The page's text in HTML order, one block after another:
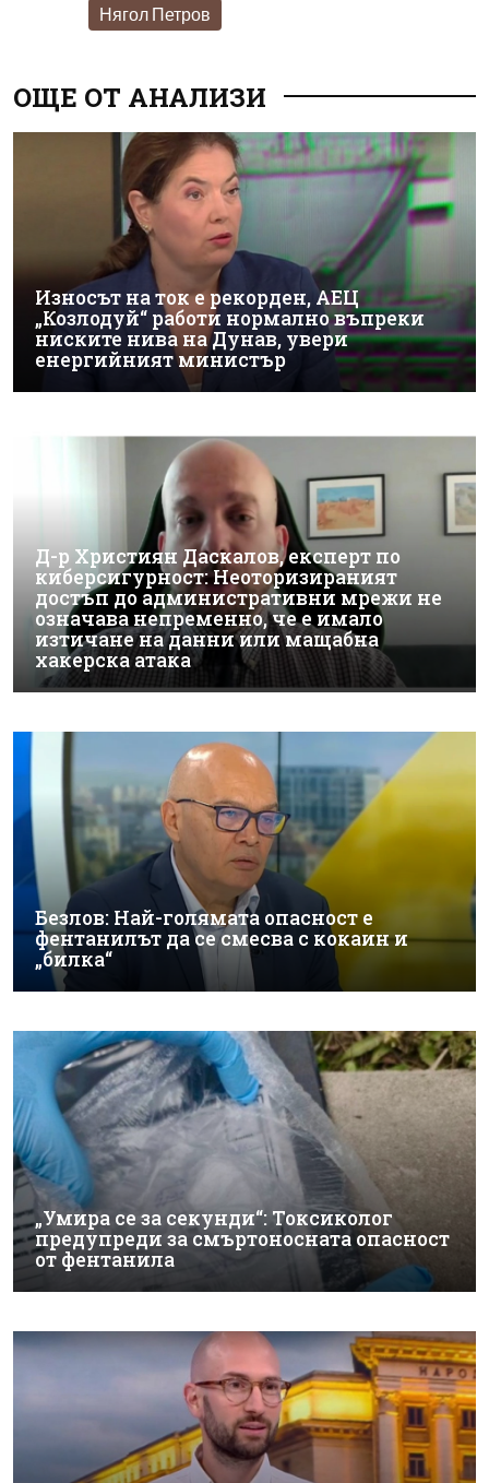
Нягол Петров
ОЩЕ ОТ АНАЛИЗИ
Износът на ток е рекорден, АЕЦ
„Козлодуй“ работи нормално въпреки
ниските нива на Дунав, увери
енергийният министър
Д-р Християн Даскалов, експерт по
киберсигурност: Неоторизираният
достъп до административни мрежи не
означава непременно, че е имало
изтичане на данни или мащабна
хакерска атака
Безлов: Най-голямата опасност е
фентанилът да се смесва с кокаин и
„билка“
„Умира се за секунди“: Токсиколог
предупреди за смъртоносната опасност
от фентанила